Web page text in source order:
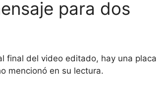
para dos
final del video editado, hay una placa
mencionó en su lectura.